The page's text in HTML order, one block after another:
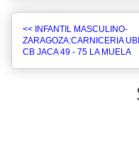
<< INFANTIL MASCULINO-
ZARAGOZA:CARNICERIA
CB JACA 49 - 75 LA MUELA